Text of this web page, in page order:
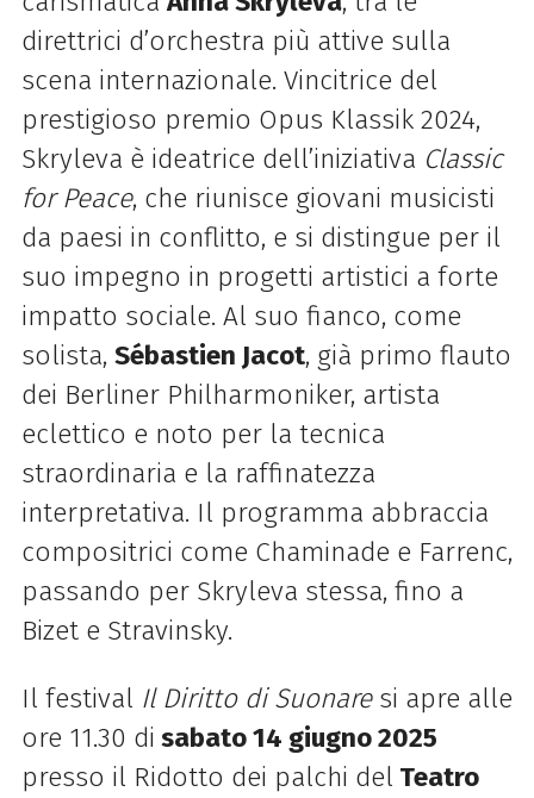
direttrici d’orchestra più attive sulla
scena internazionale. Vincitrice del
prestigioso premio Opus Klassik 2024,
Skryleva è ideatrice dell’iniziativa Classic
for Peace, che riunisce giovani musicisti
da paesi in conflitto, e si distingue per il
suo impegno in progetti artistici a forte
impatto sociale. Al suo fianco, come
solista, Sébastien Jacot, già primo flauto
dei Berliner Philharmoniker, artista
eclettico e noto per la tecnica
straordinaria e la raffinatezza
interpretativa. Il programma abbraccia
compositrici come Chaminade e Farrenc,
passando per Skryleva stessa, fino a
Bizet e Stravinsky.
Il festival Il Diritto di Suonaresi apre alle
ore 11.30 di sabato 14 giugno 2025
presso il Ridotto dei palchi del Teatro